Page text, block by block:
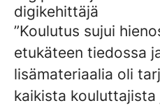
digikehittäjä
”Koulutus sujui
etukäteen tiedossa
lisämateriaalia oli
kaikista kouluttajista